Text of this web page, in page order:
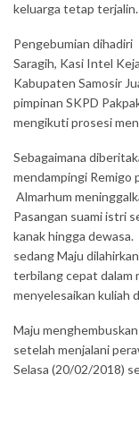
keluarga tetap terjalin.
Pengebumian dihadiri
Saragih, Kasi Intel
Kabupaten Samosir
pimpinan SKPD
mengikuti prosesi
Sebagaimana
mendampingi Remigo
Almarhum
Pasangan suami istri
kanak hingga
sedang Maju
terbilang cepat dalam
menyelesaikan kuliah
Maju
setelah menjalani
Selasa (20/02/2018)